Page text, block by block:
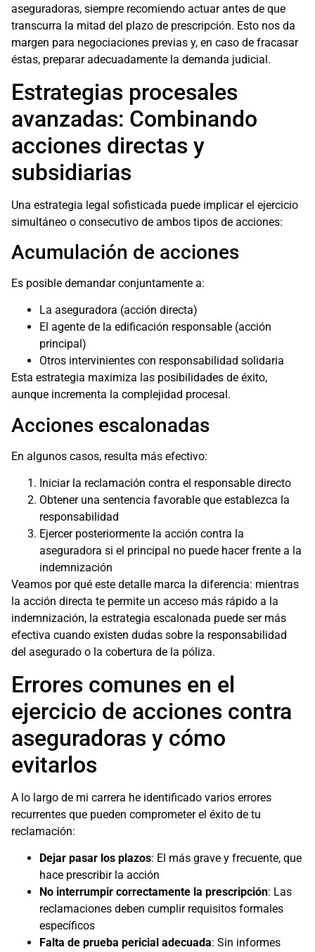
aseguradoras, siempre recomiendo actuar antes de que
transcurra la mitad del plazo de prescripción. Esto nos da
margen para negociaciones previas y, en caso de fracasar
éstas, preparar adecuadamente la demanda judicial.
Estrategias procesales
avanzadas: Combinando
acciones directas y
subsidiarias
Una estrategia legal sofisticada puede implicar el ejercicio
simultáneo o consecutivo de ambos tipos de acciones:
Acumulación de acciones
Es posible demandar conjuntamente a:
La aseguradora (acción directa)
El agente de la edificación responsable (acción
principal)
Otros intervinientes con responsabilidad solidaria
Esta estrategia maximiza las posibilidades de éxito,
aunque incrementa la complejidad procesal.
Acciones escalonadas
En algunos casos, resulta más efectivo:
Iniciar la reclamación contra el responsable directo
Obtener una sentencia favorable que establezca la
responsabilidad
Ejercer posteriormente la acción contra la
aseguradora si el principal no puede hacer frente a la
indemnización
Veamos por qué este detalle marca la diferencia: mientras
la acción directa te permite un acceso más rápido a la
indemnización, la estrategia escalonada puede ser más
efectiva cuando existen dudas sobre la responsabilidad
del asegurado o la cobertura de la póliza.
Errores comunes en el
ejercicio de acciones contra
aseguradoras y cómo
evitarlos
A lo largo de mi carrera he identificado varios errores
recurrentes que pueden comprometer el éxito de tu
reclamación:
Dejar pasar los plazos: El más grave y frecuente, que
hace prescribir la acción
No interrumpir correctamente la prescripción: Las
reclamaciones deben cumplir requisitos formales
específicos
Falta de prueba pericial adecuada: Sin informes